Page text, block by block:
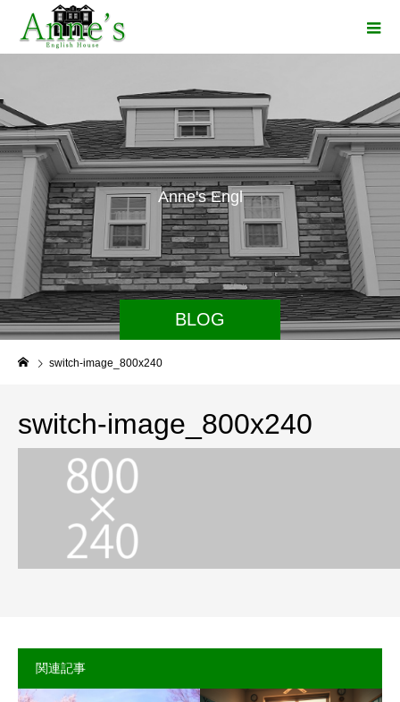
BLOG
Anne's Englis
switch-image_800x240
switch-image_800x240
関連記事